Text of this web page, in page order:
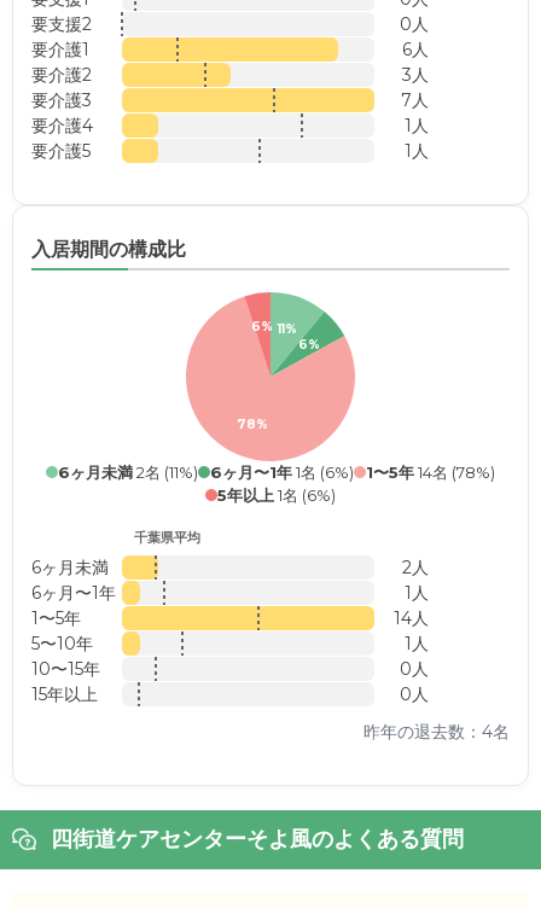
要支援2
0人
要介護1
6人
要介護2
3人
要介護3
7人
要介護4
1人
要介護5
1人
入居期間の構成比
11%
6%
78%
6%
6ヶ月未満2名 (11%) 6ヶ月〜1年1名 (6%) 1〜5年14名 (78%)
5年以上 1名 (6%)
千葉県平均
6ヶ月未満
2人
6ヶ月〜1年
1人
1〜5年
14人
5〜10年
1人
10〜15年
0人
15年以上
0人
昨年の退去数：4名
四街道ケアセンターそよ風のよくある質問